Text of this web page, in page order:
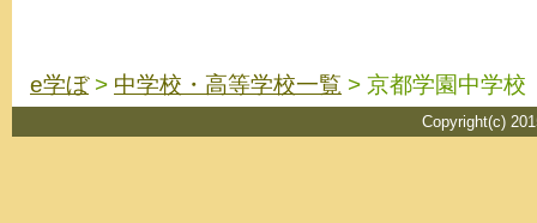
e学ぼ> 中学校・高等学校一覧 > 京都学園中学校
Copyright(c)